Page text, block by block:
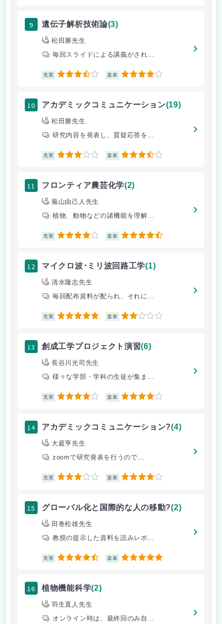
9 遺伝子解析技術論(3)
松田勝先生
毎回スライドによる講義がされ...
充実 3.5 楽単 4
10 アカデミックコミュニケーション(19)
松田勝先生
研究内容を発表し、質疑応答を...
充実 3 楽単 3.5
11 フロンティア農芸化学(2)
蕪山由己人先生
植物、動物などの諸機能を理解...
充実 4 楽単 4.5
12 マイクロ波･ミリ波回路工学(1)
清水隆志先生
毎回配布資料が配られ、それに...
充実 5 楽単 2
13 創成工学プロジェクト演習(6)
長谷川光司先生
様々な学部・学科の生徒が集ま...
充実 4 楽単 4
14 アカデミックコミュニケーション?(4)
大庭亨先生
zoomで研究発表を行うので...
充実 3 楽単 4
15 グローバル化と国際的な人の移動?(2)
田巻松雄先生
教授の提示した資料を読みレポ...
充実 4.5 楽単 5
16 植物機能科学(2)
羽生直人先生
オンライン時は、最終回のみ自...